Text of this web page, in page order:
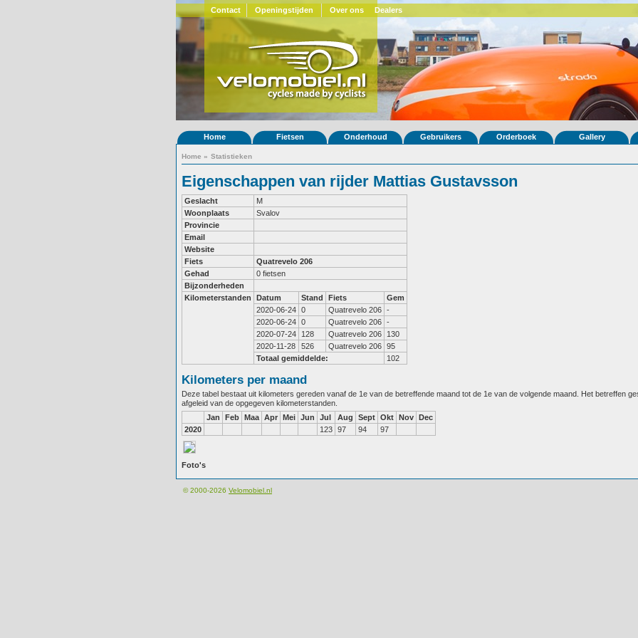
Contact Openingstijden Over ons Dealers
Home Fietsen Onderhoud Gebruikers Orderboek Gallery
Home » Statistieken
Eigenschappen van rijder Mattias Gustavsson
Geslacht
M
Woonplaats
Svalov
Provincie
Email
Website
Fiets
Quatrevelo 206
Gehad
0 fietsen
Bijzonderheden
Kilometerstanden
Datum Stand Fiets
Gem
2020-06-24 0 Quatrevelo 206 -
2020-06-24 0 Quatrevelo 206 -
2020-07-24
128 Quatrevelo 206
130
2020-11-28
526 Quatrevelo 206 95
Totaal gemiddelde:
102
Kilometers per maand
Deze tabel bestaat uit kilometers gereden vanaf de 1e van de betreffende maand tot de 1e van de volgende maand. Het betreffen
afgeleid van de opgegeven kilometerstanden.
Jan
Feb Maa Apr Mei Jun Jul Aug Sept Okt Nov Dec
2020
123 97 94 97
Foto's
© 2000-2026 Velomobiel.nl